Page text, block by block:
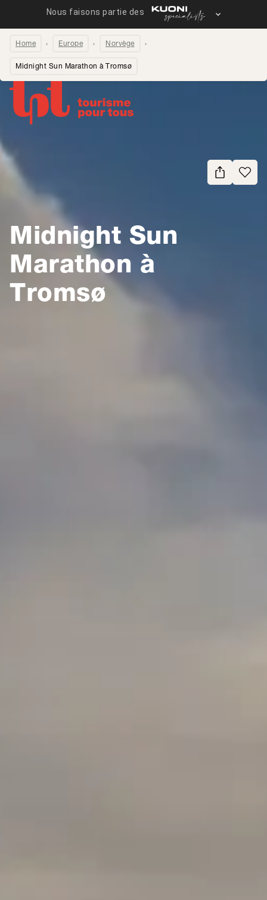
Home Europe Norvège
Midnight Sun Marathon à Tromsø
Midnight Sun
Marathon à
Tromsø